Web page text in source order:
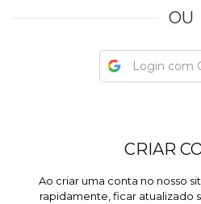
OU
Login com
CRIAR
Ao criar uma conta no nosso
rapidamente, ficar atualizado